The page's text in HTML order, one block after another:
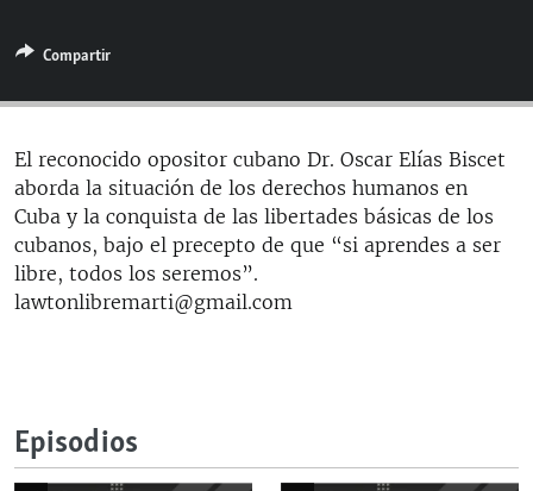
ESPECIALES
ESPECIALES
LA REALIDAD DE LA VIVIENDA EN CUBA
SER VIEJO EN CUBA
KENTU-CUBANO
LOS SANTOS DE HIALEAH
DESINFORMACIÓN RUSA EN AMÉRICA LATINA
MULTIMEDIA
EDITORIALES
SÍGUENOS
Compartir
El reconocido opositor cubano Dr. Oscar Elías Biscet
aborda la situación de los derechos humanos en
Cuba y la conquista de las libertades básicas de los
cubanos, bajo el precepto de que “si aprendes a ser
libre, todos los seremos”.
lawtonlibremarti@gmail.com
Episodios